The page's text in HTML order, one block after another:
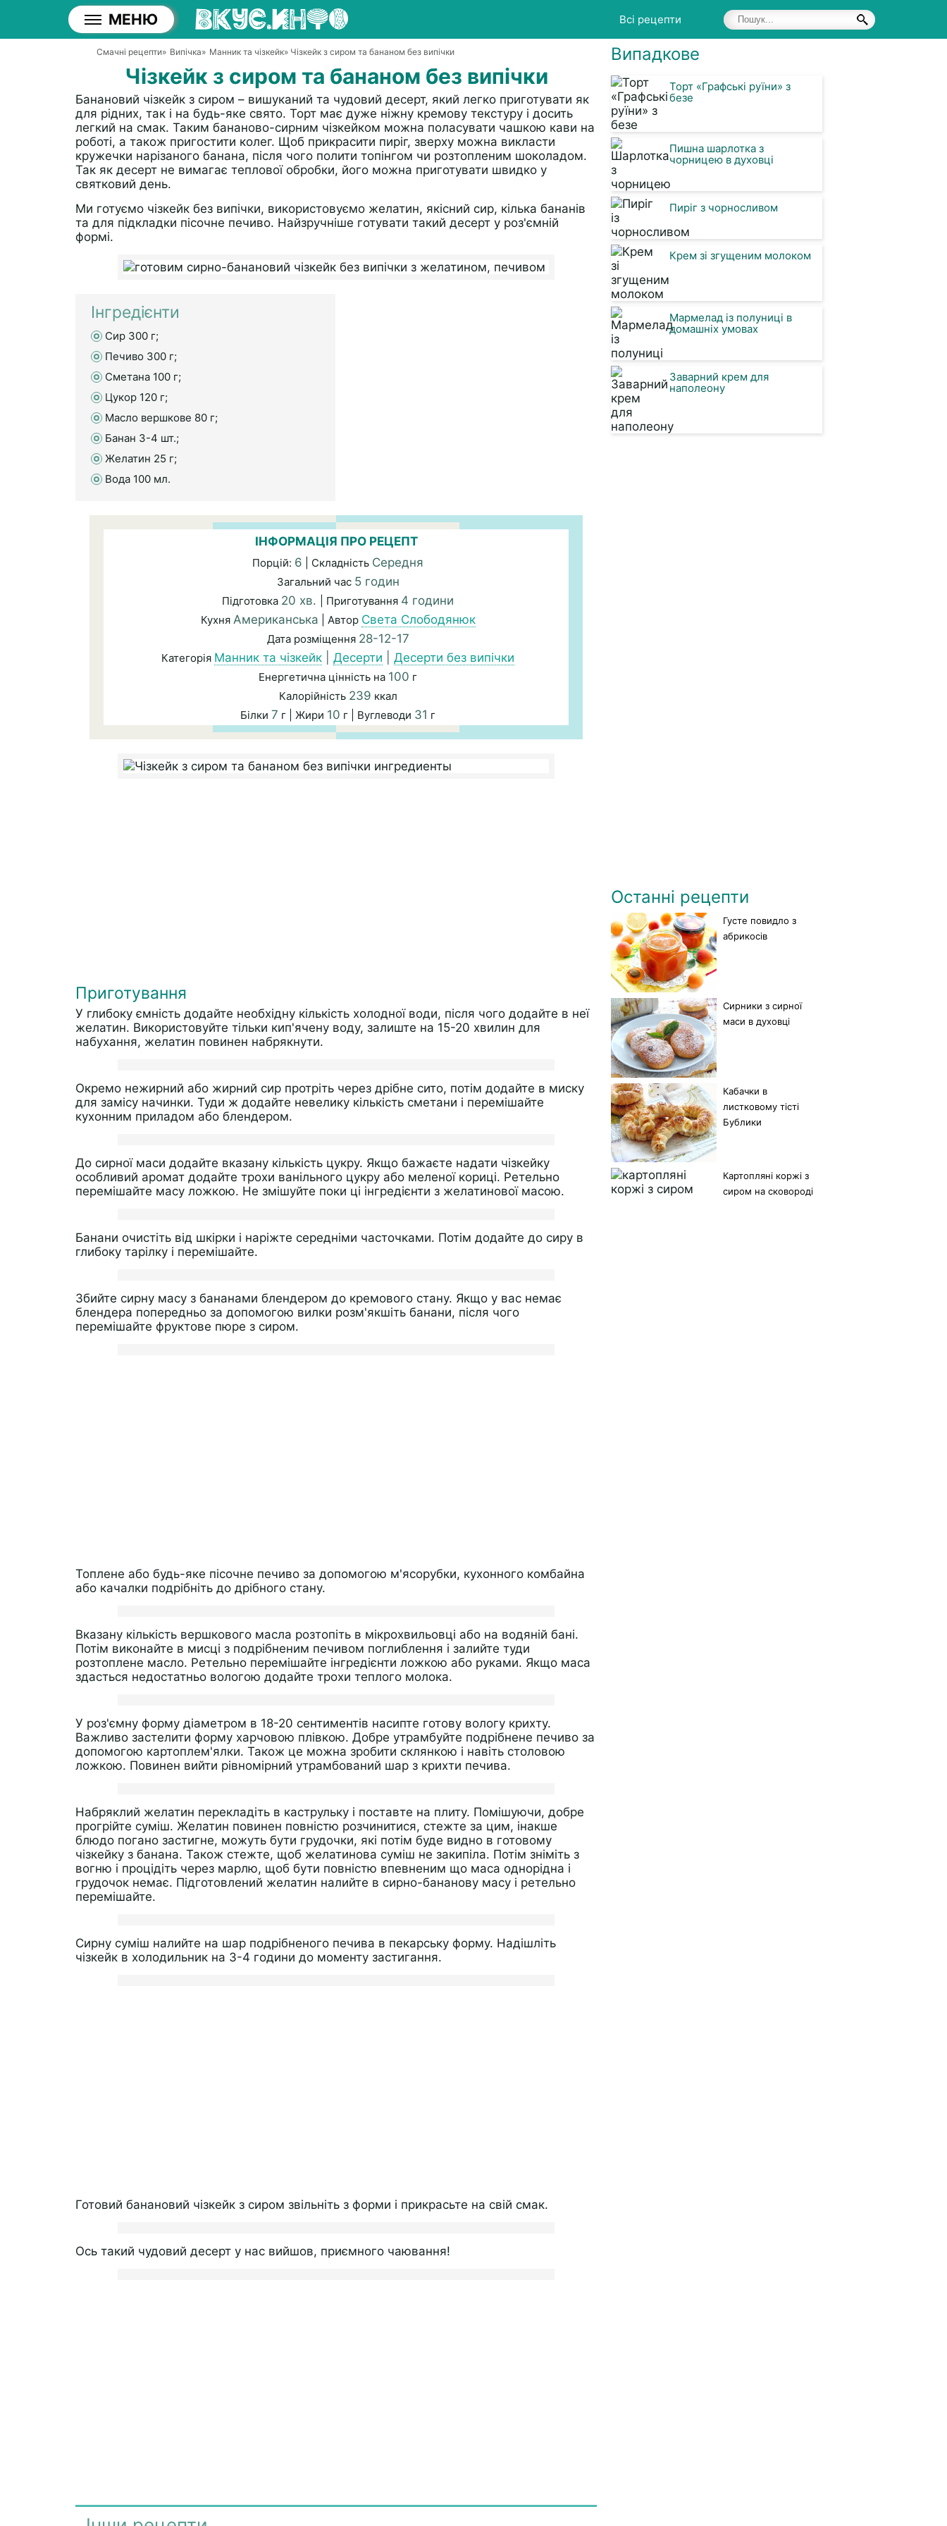
МЕНЮ Всі рецепти
Смачні рецепти» Випічка» Манник та чізкейк» Чізкейк з сиром та бананом без випічки
Чізкейк з сиром та бананом без випічки
Банановий чізкейк з сиром – вишуканий та чудовий десерт, який легко приготувати як
для рідних, так і на будь-яке свято. Торт має дуже ніжну кремову текстуру і досить
легкий на смак. Таким бананово-сирним чізкейком можна поласувати чашкою кави на
роботі, а також пригостити колег. Щоб прикрасити пиріг, зверху можна викласти
кружечки нарізаного банана, після чого полити топінгом чи розтопленим шоколадом.
Так як десерт не вимагає теплової обробки, його можна приготувати швидко у
святковий день.
Ми готуємо чізкейк без випічки, використовуємо желатин, якісний сир, кілька бананів
та для підкладки пісочне печиво. Найзручніше готувати такий десерт у роз'ємній
формі.
Інгредієнти
Сир 300 г;
Печиво 300 г;
Сметана 100 г;
Цукор 120 г;
Масло вершкове 80 г;
Банан 3-4 шт.;
Желатин 25 г;
Вода 100 мл.
ІНФОРМАЦІЯ ПРО РЕЦЕПТ
Порцій: 6 | Складність Середня
Загальний час 5 годин
Підготовка 20 хв. | Приготування 4 години
Кухня Американська | Автор Света Слободянюк
Дата розміщення 28-12-17
Категорія Манник та чізкейк Десерти Десерти без випічки
Енергетична цінність на 100 г
Калорійність 239 ккал
Білки 7 г | Жири 10 г | Вуглеводи 31 г
Приготування
У глибоку ємність додайте необхідну кількість холодної води, після чого додайте в неї
желатин. Використовуйте тільки кип'ячену воду, залиште на 15-20 хвилин для
набухання, желатин повинен набрякнути.
Окремо нежирний або жирний сир протріть через дрібне сито, потім додайте в миску
для замісу начинки. Туди ж додайте невелику кількість сметани і перемішайте
кухонним приладом або блендером.
До сирної маси додайте вказану кількість цукру. Якщо бажаєте надати чізкейку
особливий аромат додайте трохи ванільного цукру або меленої кориці. Ретельно
перемішайте масу ложкою. Не змішуйте поки ці інгредієнти з желатинової масою.
Банани очистіть від шкірки і наріжте середніми часточками. Потім додайте до сиру в
глибоку тарілку і перемішайте.
Збийте сирну масу з бананами блендером до кремового стану. Якщо у вас немає
блендера попередньо за допомогою вилки розм'якшіть банани, після чого
перемішайте фруктове пюре з сиром.
Топлене або будь-яке пісочне печиво за допомогою м'ясорубки, кухонного комбайна
або качалки подрібніть до дрібного стану.
Вказану кількість вершкового масла розтопіть в мікрохвильовці або на водяній бані.
Потім виконайте в мисці з подрібненим печивом поглиблення і залийте туди
розтоплене масло. Ретельно перемішайте інгредієнти ложкою або руками. Якщо маса
здасться недостатньо вологою додайте трохи теплого молока.
У роз'ємну форму діаметром в 18-20 сентиментів насипте готову вологу крихту.
Важливо застелити форму харчовою плівкою. Добре утрамбуйте подрібнене печиво за
допомогою картоплем'ялки. Також це можна зробити склянкою і навіть столовою
ложкою. Повинен вийти рівномірний утрамбований шар з крихти печива.
Набряклий желатин перекладіть в каструльку і поставте на плиту. Помішуючи, добре
прогрійте суміш. Желатин повинен повністю розчинитися, стежте за цим, інакше
блюдо погано застигне, можуть бути грудочки, які потім буде видно в готовому
чізкейку з банана. Також стежте, щоб желатинова суміш не закипіла. Потім зніміть з
вогню і процідіть через марлю, щоб бути повністю впевненим що маса однорідна і
грудочок немає. Підготовлений желатин налийте в сирно-бананову масу і ретельно
перемішайте.
Сирну суміш налийте на шар подрібненого печива в пекарську форму. Надішліть
чізкейк в холодильник на 3-4 години до моменту застигання.
Готовий банановий чізкейк з сиром звільніть з форми і прикрасьте на свій смак.
Ось такий чудовий десерт у нас вийшов, приємного чаювання!
Випадкове
Торт «Графські руїни» з
безе
Пишна шарлотка з
чорницею в духовці
Пиріг з чорносливом
Крем зі згущеним молоком
Мармелад із полуниці в
домашніх умовах
Заварний крем для
наполеону
Останні рецепти
Густе повидло з
абрикосів
Сирники з сирної
маси в духовці
Кабачки в
листковому тісті
Бублики
Картопляні коржі з
сиром на сковороді